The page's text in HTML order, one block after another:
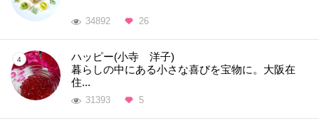
34892 26
ハッピー(小寺 洋子)
暮らしの中にある小さな喜びを宝物に。大阪在
住...
31393 5